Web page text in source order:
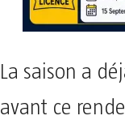
La saison a
avant ce